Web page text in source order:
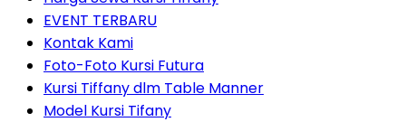
EVENT TERBARU
Kontak Kami
Foto-Foto Kursi Futura
Kursi Tiffany dlm Table Manner
Model Kursi Tifany